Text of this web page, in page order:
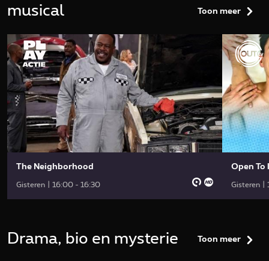
musical
Toon meer
The Neighborhood
Gisteren | 16:00 - 16:30
Open To
Gisteren |
Drama, bio en mysterie Toon meer